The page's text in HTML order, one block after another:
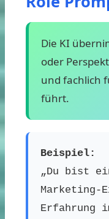
Die KI
oder
und fachlich
führt.
Beispiel:
„Du bist
Marketing-
Erfahrung